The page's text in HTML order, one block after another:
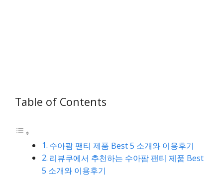
Table of Contents
수아팜 팬티 제품 Best 5 소개와 이용후기
리뷰쿠에서 추천하는 수아팜 팬티 제품 Best
5 소개와 이용후기